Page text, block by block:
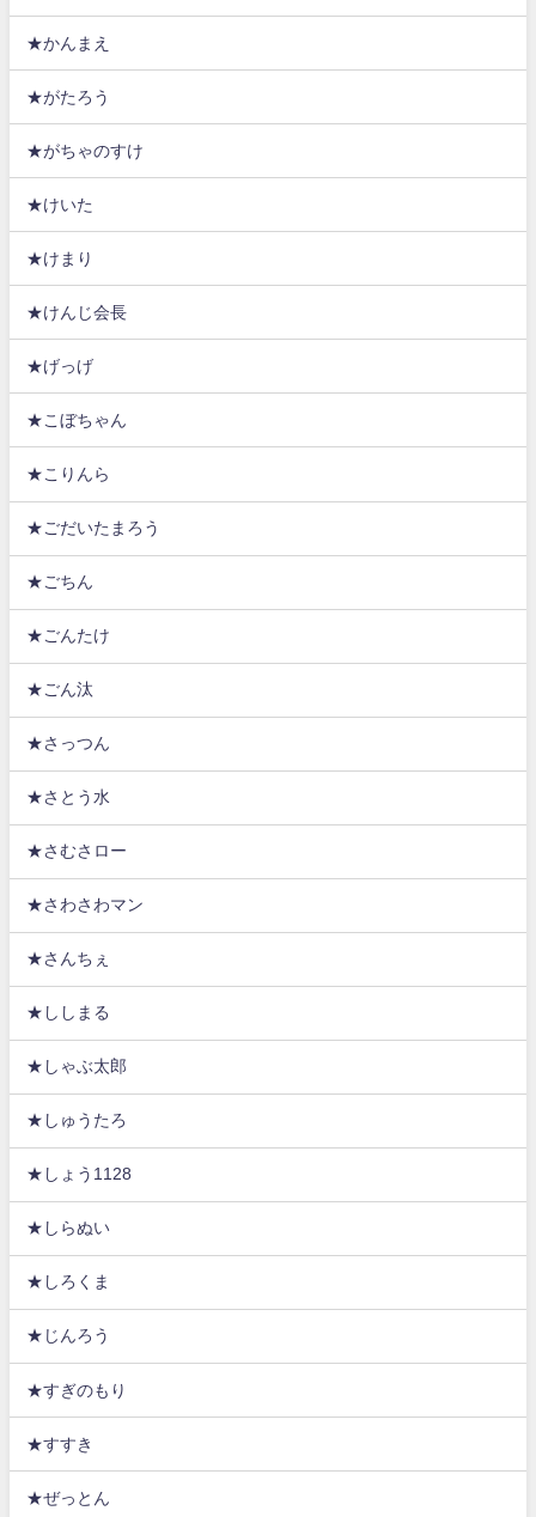
★かんまえ
★がたろう
★がちゃのすけ
★けいた
★けまり
★けんじ会長
★げっげ
★こぼちゃん
★こりんら
★ごだいたまろう
★ごちん
★ごんたけ
★ごん汰
★さっつん
★さとう水
★さむさロー
★さわさわマン
★さんちぇ
★ししまる
★しゃぶ太郎
★しゅうたろ
★しょう1128
★しらぬい
★しろくま
★じんろう
★すぎのもり
★すすき
★ぜっとん